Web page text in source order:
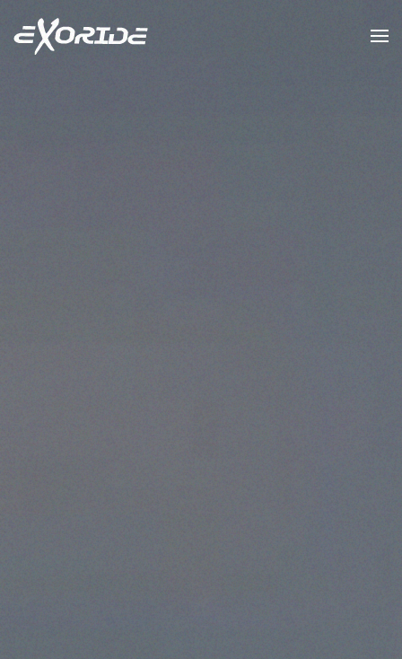
Accéder au contenu principal